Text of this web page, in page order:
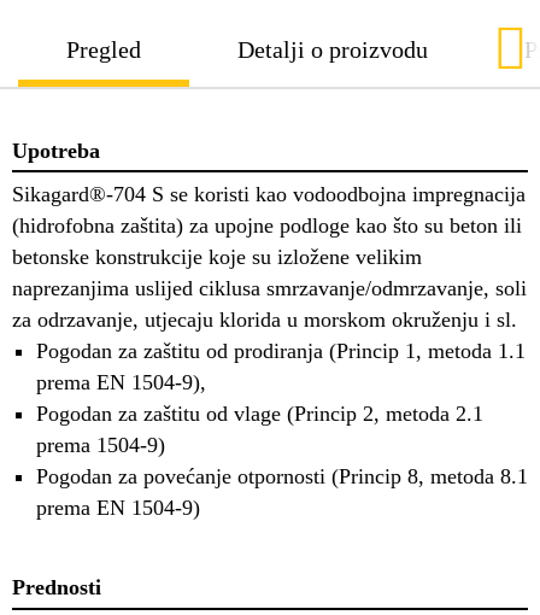
Pregled Detalji o proizvodu
Upotreba
Sikagard®-704 S se koristi kao vodoodbojna impregnacija
(hidrofobna zaštita) za upojne podloge kao što su beton ili
betonske konstrukcije koje su izložene velikim
naprezanjima uslijed ciklusa smrzavanje/odmrzavanje, soli
za odrzavanje, utjecaju klorida u morskom okruženju i sl.
Pogodan za zaštitu od prodiranja (Princip 1, metoda 1.1
prema EN 1504-9),
Pogodan za zaštitu od vlage (Princip 2, metoda 2.1
prema 1504-9)
Pogodan za povećanje otpornosti (Princip 8, metoda 8.1
prema EN 1504-9)
Prednosti